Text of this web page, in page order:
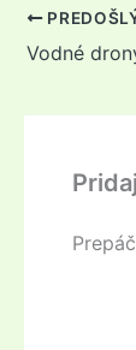
Vodné